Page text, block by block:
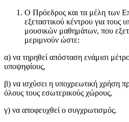
O Πρόεδρος και τα μέλη των
εξεταστικού κέντρου για τους
μουσικών μαθημάτων, που
μεριμνούν ώστε:
α) να τηρηθεί απόσταση ενάμισι
υποψηφίους,
β) να ισχύσει η υποχρεωτική χρήση
όλους τους εσωτερικούς χώρους,
γ) να αποφευχθεί ο συγχρωτισμός.